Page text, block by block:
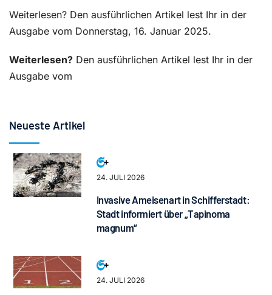
Weiterlesen? Den ausführlichen Artikel lest Ihr in der
Ausgabe vom Donnerstag, 16. Januar 2025.
Weiterlesen? Den ausführlichen Artikel lest Ihr in der
Ausgabe vom
Neueste Artikel
24. JULI 2026
Invasive Ameisenart in Schifferstadt:
Stadt informiert über „Tapinoma
magnum“
24. JULI 2026